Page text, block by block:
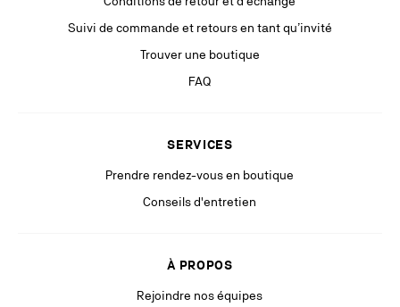
et de limitation aux traitements des informations vous concernant, que
vous pouvez exercer en vous adressant à
Si vous n’êtes pas satisfait de notre réponse dans le cadre de l’exercice
Restez à la pointe grâce à des communications pertinentes de la part
Suivi de commande et retours en tant qu’invité
Trouver une boutique
FAQ
SERVICES
Prendre rendez-vous en boutique
Conseils d'entretien
À PROPOS
Rejoindre nos équipes